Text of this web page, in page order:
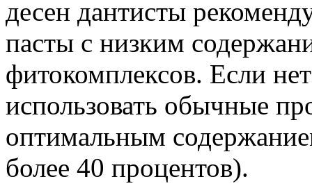
десен дантисты
пасты с низким
фитокомплексов. Если
использовать обычные
оптимальным
более 40 процентов).